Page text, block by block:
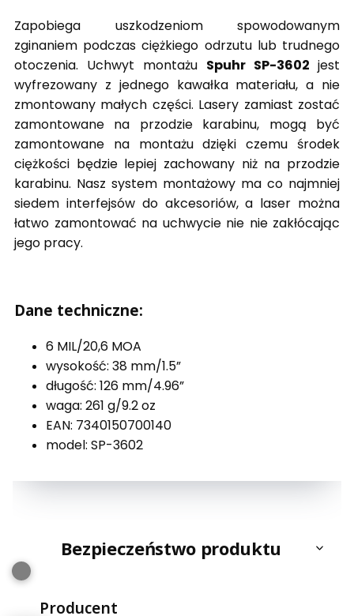
Zapobiega uszkodzeniom spowodowanym
zginaniem podczas ciężkiego odrzutu lub trudnego
otoczenia. Uchwyt montażu Spuhr SP-3602 jest
wyfrezowany z jednego kawałka materiału, a nie
zmontowany małych części. Lasery zamiast zostać
zamontowane na przodzie karabinu, mogą być
zamontowane na montażu dzięki czemu środek
ciężkości będzie lepiej zachowany niż na przodzie
karabinu. Nasz system montażowy ma co najmniej
siedem interfejsów do akcesoriów, a laser można
łatwo zamontować na uchwycie nie nie zakłócając
jego pracy.
Dane techniczne:
6 MIL/20,6 MOA
wysokość: 38 mm/1.5”
długość: 126 mm/4.96”
waga: 261 g/9.2 oz
EAN: 7340150700140
model: SP-3602
Bezpieczeństwo produktu
Producent